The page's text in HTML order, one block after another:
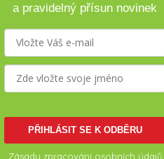
a pravidelný přísun novinek
PŘIHLÁSIT SE K ODBĚRU
Zásady zpracování osobních údajů